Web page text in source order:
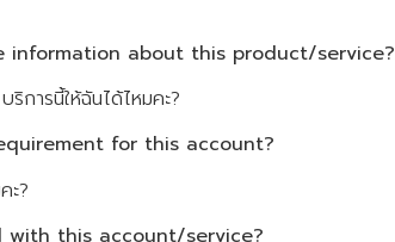
information about this product/service?
การนี้ให้ฉันได้ไหมคะ?
for this account?
ะ?